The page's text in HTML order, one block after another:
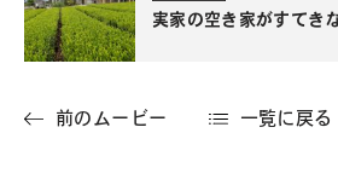
実家の空き家がすてき
前のムービー 一覧に戻る